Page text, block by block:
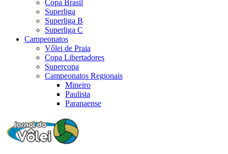
Copa Brasil
Superliga
Superliga B
Superliga C
Campeonatos
Vôlei de Praia
Copa Libertadores
Supercopa
Campeonatos Regionais
Mineiro
Paulista
Paranaense